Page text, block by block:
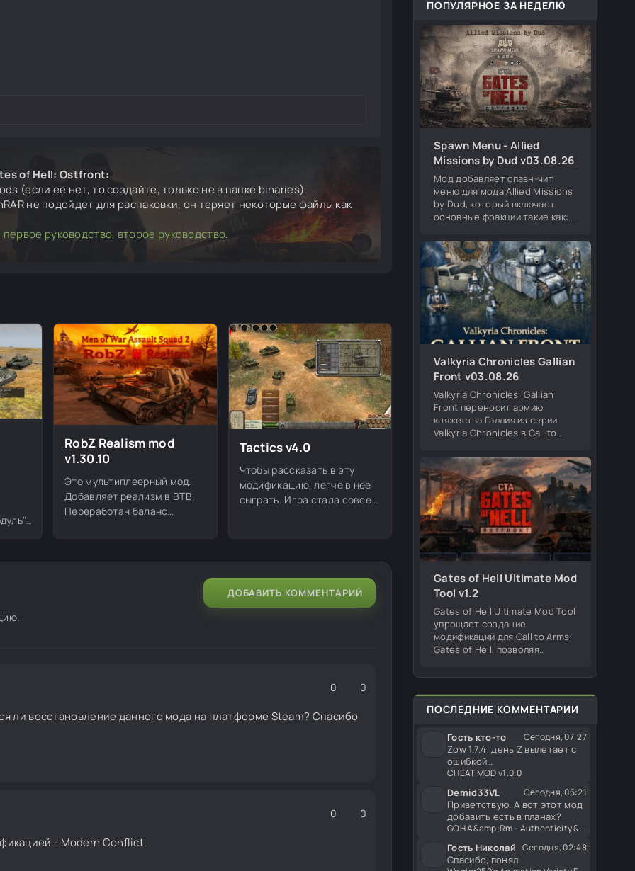
of Hell: Ostfront:
(если её нет, то создайте, только не в папке binaries).
не подойдет для распаковки, он теряет некоторые файлы как
первое руководство, второе руководство.
RobZ Realism mod
v1.30.10
Это мультиплеерный мод.
Добавляет реализм в ВТВ.
Переработан баланс
Tactics v4.0
Чтобы рассказать в эту
модификацию, легче в неё
сыграть. Игра стала совсем
ДОБАВИТЬ КОММЕНТАРИЙ
0 0
ли восстановление данного мода на платформе Steam? Спасибо
0 0
- Modern Conflict.
ПОПУЛЯРНОЕ ЗА НЕДЕЛЮ
Spawn Menu - Allied
Missions by Dud v03.08.26
Мод добавляет спавн-чит
меню для мода Allied Missions
by Dud, который включает
основные фракции такие как:
Британия и Финляндия. Меню
появления в игре совместимо
со всеми
Valkyria Chronicles Gallian
Front v03.08.26
Valkyria Chronicles: Gallian
Front переносит армию
княжества Галлия из серии
Valkyria Chronicles в Call to
добавляет новую игровую
фракцию, уникальные
подразделения, героев,
Gates of Hell Ultimate Mod
Tool v1.2
Gates of Hell Ultimate Mod Tool
упрощает создание
модификаций для Call to Arms:
Gates of Hell, позволяя
и работать с игровым
ПОСЛЕДНИЕ КОММЕНТАРИИ
Гость кто-то Сегодня, 07:27
Zow 1.7.4, день Z вылетает с
ошибкой
(https://iimg.su/i/0hlk0I)
CHEAT MOD v1.0.0
Demid33VL Сегодня, 05:21
Приветствую. А вот этот мод
добавить есть в планах?
GOH A&amp;Rm - Authenticity &amp; Realism v4.03
Гость Николай Сегодня, 02:48
Спасибо, понял